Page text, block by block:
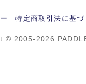
特定商取引法に基
© 2005-2026